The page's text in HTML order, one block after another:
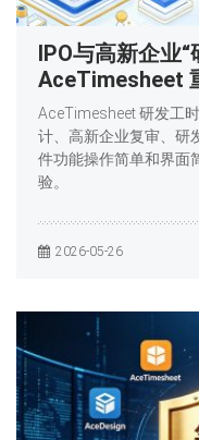
IPO与高新企业“
AceTimesheet
AceTimesheet 研发工
计、高新企业复审、研
件功能操作简单和界面
验。
2026-05-26